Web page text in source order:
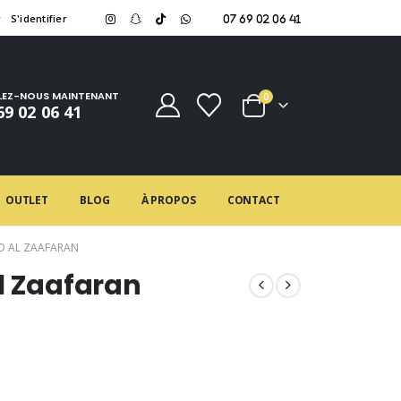
S'identifier 07 69 02 06 41
NOUS MAINTENANT
02 06 41
0
OUTLET BLOG À PROPOS CONTACT
AL ZAAFARAN
Zaafaran